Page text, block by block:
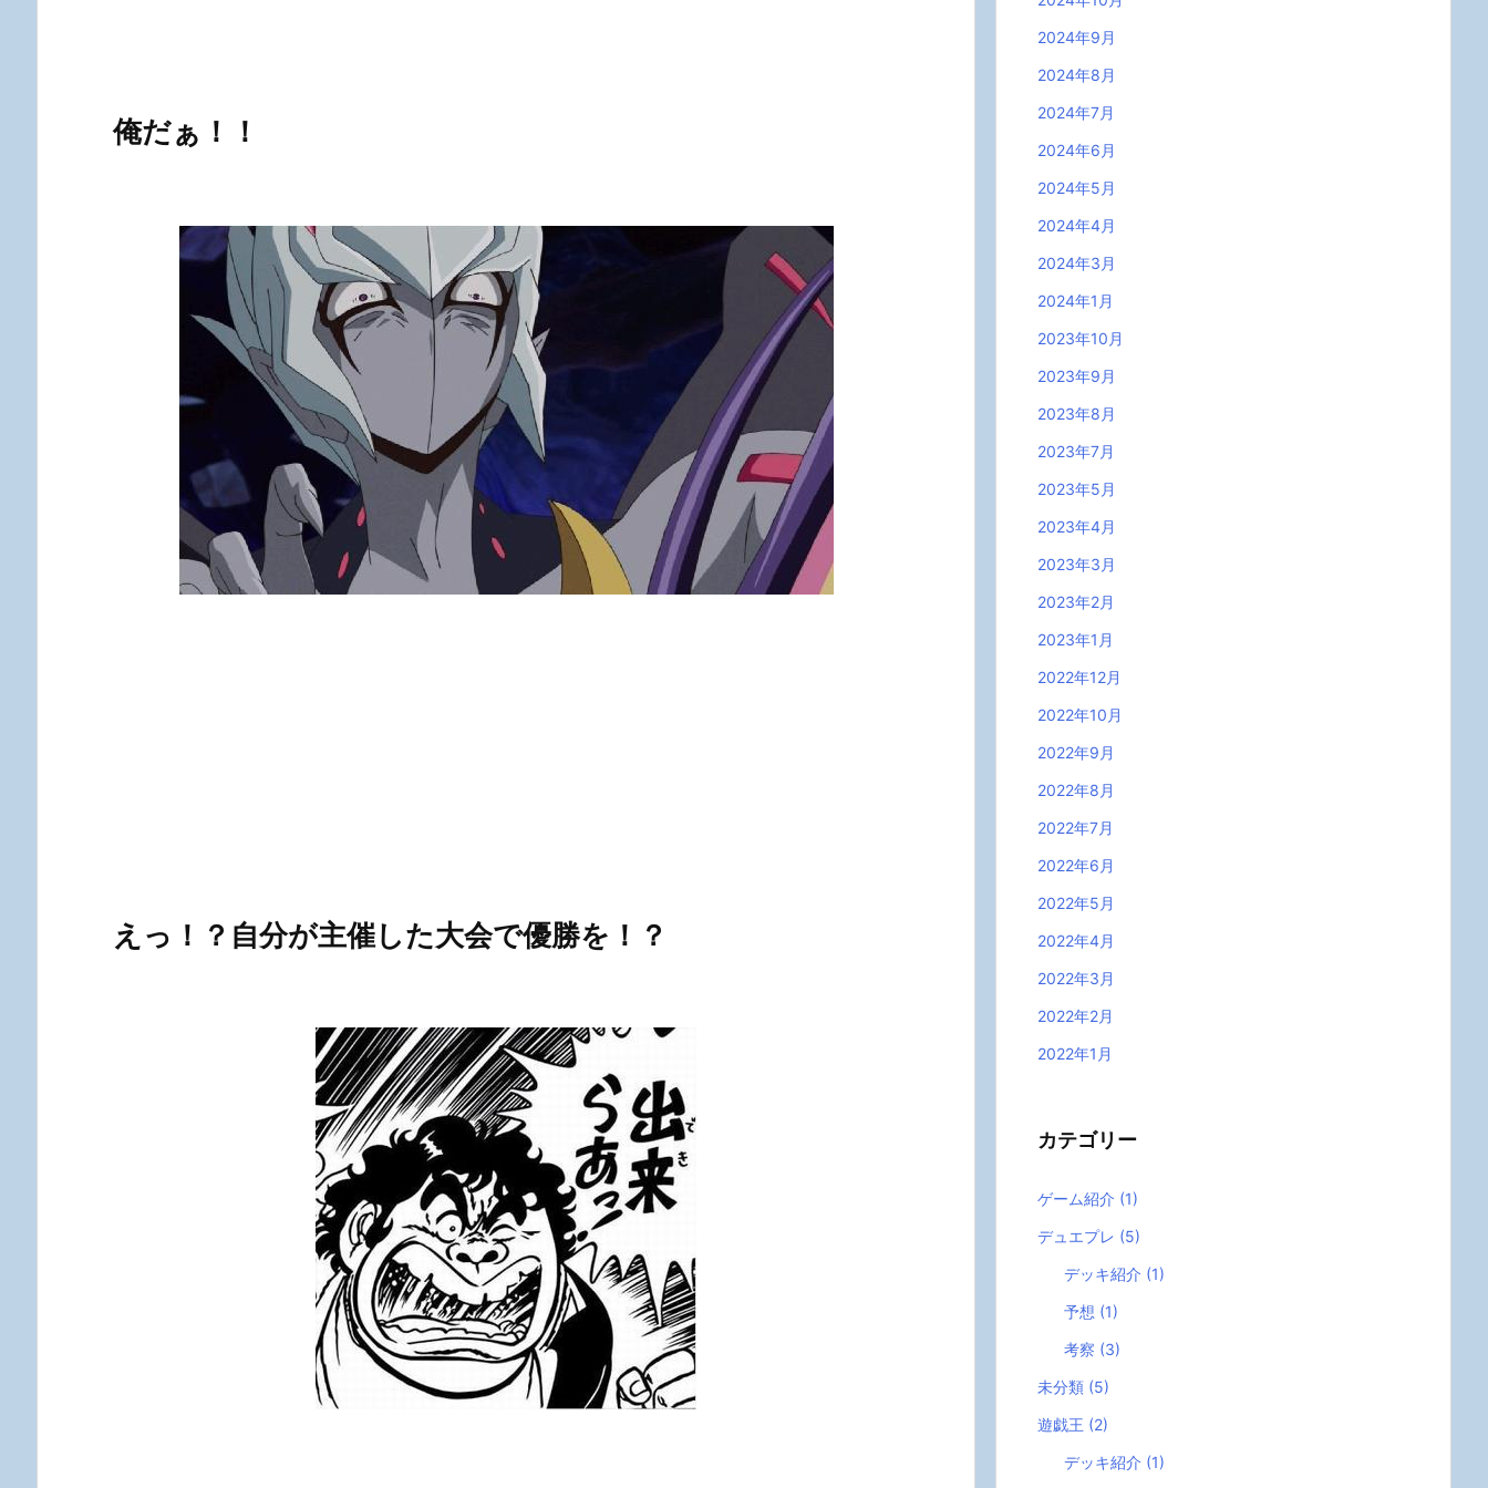
俺だぁ！！
えっ！？自分が主催した大会で優勝を！？
2024年9月
2024年8月
2024年7月
2024年6月
2024年5月
2024年4月
2024年3月
2024年1月
2023年10月
2023年9月
2023年8月
2023年7月
2023年5月
2023年4月
2023年3月
2023年2月
2023年1月
2022年12月
2022年10月
2022年9月
2022年8月
2022年7月
2022年6月
2022年5月
2022年4月
2022年3月
2022年2月
2022年1月
カテゴリー
ゲーム紹介 (1)
デュエプレ (5)
デッキ紹介 (1)
予想 (1)
考察 (3)
未分類 (5)
遊戯王 (2)
デッキ紹介 (1)